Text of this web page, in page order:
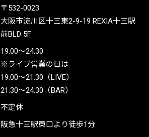
〒532-0023
大阪市淀川区十三東2-9-19 REXIA十三駅
前BLD 5F
19:00〜24:30
※ライブ営業の日は
19:00〜21:30（LIVE）
21:30〜24:30（BAR）
不定休
阪急十三駅東口より徒歩1分